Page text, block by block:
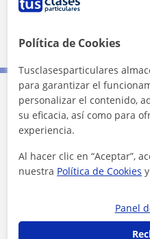
3000 ft
Contacta con Rut
1ª clase gratis
Política de Cookies
Tusclasesparticulares
para garantizar el
personalizar el contenido,
su eficacia, así como para
experiencia.
Al hacer clic en “Aceptar”,
nuestra Política de Cookies y
Panel